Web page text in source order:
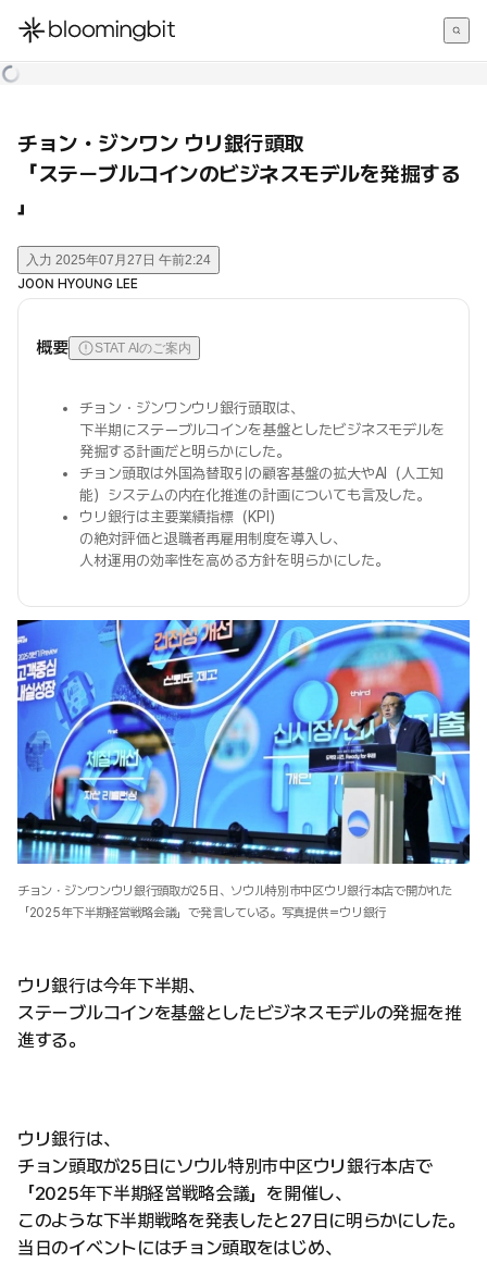
한국어
チョン・ジンワン ウリ銀行頭取
「ステーブルコインのビジネスモデルを発掘する
」
入力 2025年07月27日 午前2:24
JOON HYOUNG LEE
概要 STAT AIのご案内
チョン・ジンワンウリ銀行頭取は、
下半期にステーブルコインを基盤としたビジネスモデルを
発掘する計画だと明らかにした。
チョン頭取は外国為替取引の顧客基盤の拡大やAI（人工知
能）システムの内在化推進の計画についても言及した。
ウリ銀行は主要業績指標（KPI）
の絶対評価と退職者再雇用制度を導入し、
人材運用の効率性を高める方針を明らかにした。
チョン・ジンワンウリ銀行頭取が25日、ソウル特別市中区ウリ銀行本店で開かれた
「2025年下半期経営戦略会議」で発言している。写真提供＝ウリ銀行
ウリ銀行は今年下半期、
ステーブルコインを基盤としたビジネスモデルの発掘を推
進する。
ウリ銀行は、
チョン頭取が25日にソウル特別市中区ウリ銀行本店で
「2025年下半期経営戦略会議」を開催し、
このような下半期戦略を発表したと27日に明らかにした。
当日のイベントにはチョン頭取をはじめ、